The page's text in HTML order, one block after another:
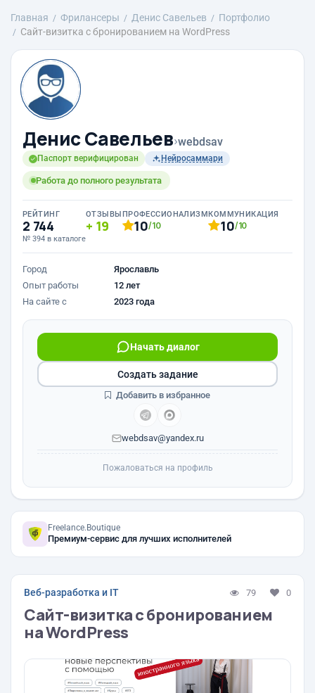
Главная Фрилансеры Денис Савельев
Портфолио
Сайт-визитка с бронированием на WordPress
Денис Савельев›webdsav
Паспорт верифицирован Нейросаммари
Работа до полного результата
РЕЙТИНГ
2 744
№ 394 в каталоге
ОТЗЫВЫ
19
ПРОФЕССИОНАЛИЗМ
10/10
КОММУНИКАЦИЯ
10/10
Город
Ярославль
Опыт работы
12 лет
На сайте с
2023 года
Начать диалог
webdsav@yandex.ru
Создать задание
Добавить в избранное
Пожаловаться на профиль
Freelance.Boutique
Премиум-сервис для лучших исполнителей
Веб-разработка и IT 79 0
Сайт-визитка с бронированием
на WordPress